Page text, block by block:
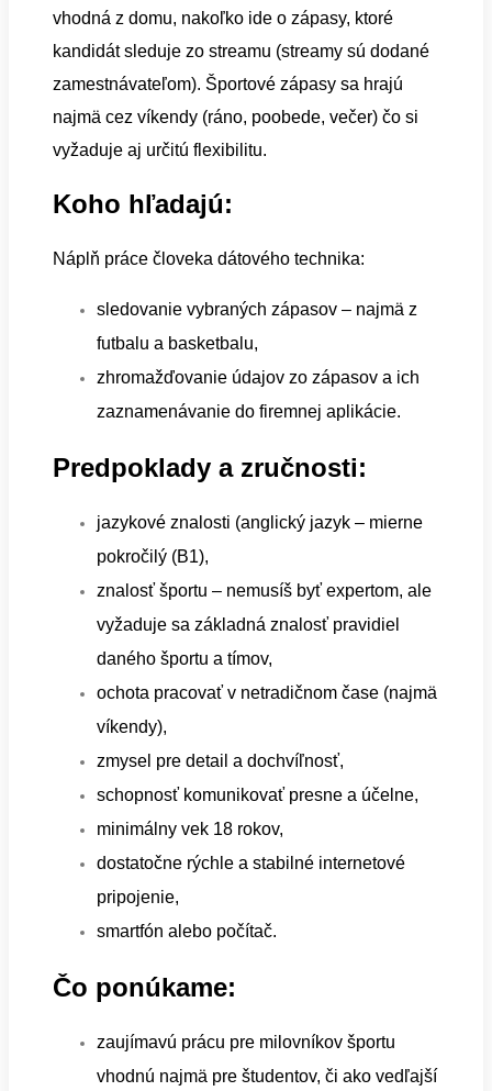
vhodná z domu, nakoľko ide o zápasy, ktoré
kandidát sleduje zo streamu (streamy sú dodané
zamestnávateľom). Športové zápasy sa hrajú
najmä cez víkendy (ráno, poobede, večer) čo si
vyžaduje aj určitú flexibilitu.
Koho hľadajú:
Náplň práce človeka dátového technika:
sledovanie vybraných zápasov – najmä z
futbalu a basketbalu,
zhromažďovanie údajov zo zápasov a ich
zaznamenávanie do firemnej aplikácie.
Predpoklady a zručnosti:
jazykové znalosti (anglický jazyk – mierne
pokročilý (B1),
znalosť športu – nemusíš byť expertom, ale
vyžaduje sa základná znalosť pravidiel
daného športu a tímov,
ochota pracovať v netradičnom čase (najmä
víkendy),
zmysel pre detail a dochvíľnosť,
schopnosť komunikovať presne a účelne,
minimálny vek 18 rokov,
dostatočne rýchle a stabilné internetové
pripojenie,
smartfón alebo počítač.
Čo ponúkame:
zaujímavú prácu pre milovníkov športu
vhodnú najmä pre študentov, či ako vedľajší